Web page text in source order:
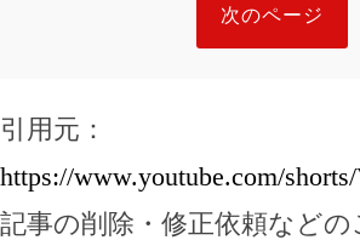
次のページ
引用元：
https://www.youtube.com/
記事の削除・修正依頼など